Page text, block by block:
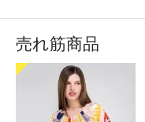
売れ筋商品